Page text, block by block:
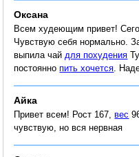
Оксана
Всем худеющим привет!
Чувствую себя нормально.
выпила чай для похудения
постояннопить хочется .
Айка
Привет всем! Рост 167,вес
чувствую, но вся нервная